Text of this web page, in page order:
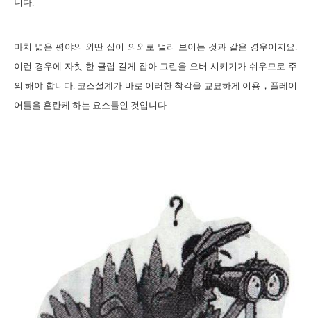
니다.
마치 넓은 평야의 외딴 집이 의외로 멀리 보이는 것과 같은 경우이지요.
이런 경우에 자칫 한 클럽 길게 잡아 그린을 오버 시키기가 쉬우므로 주
의 해야 합니다. 코스설계가 바로 이러한 착각을 교묘하게 이용，플레이
어들을 혼란케 하는 요소들인 것입니다.